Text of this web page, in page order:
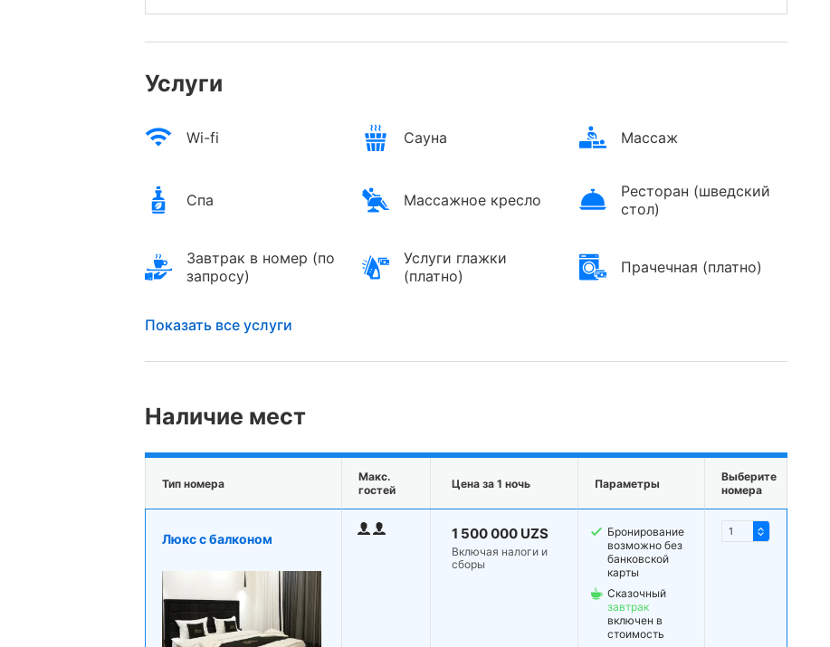
Услуги
Wi-fi Сауна Массаж
Спа Массажное кресло
Ресторан (шведский
стол)
Завтрак в номер (по
запросу)
Услуги глажки
(платно)
Прачечная (платно)
Показать все услуги
Наличие мест
Тип номера
Макс.
гостей
Цена за 1 ночь Параметры
Выберите
номера
Люкс с балконом 1 500 000 UZS
Включая налоги и
сборы
Бронирование
возможно без
банковской
карты
Сказочный
завтрак
включен в
стоимость